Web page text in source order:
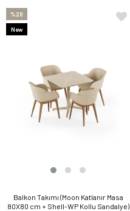
Balkon Takımı (Moon Katlanır Masa
80X80 cm + Shell-WP Kollu Sandalye)
%20
New